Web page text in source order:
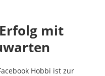
mit
Hobbi ist zur